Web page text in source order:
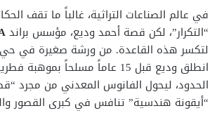
في عالم الصناعات التراثية، غالباً ما تقف
“التكرار”، لكن قصة أحمد وديع، مؤسس براند
لتكسر هذه القاعدة. من ورشة صغيرة في حي
انطلق وديع قبل 15 عاماً مسلحاً
الحدود، ليحول الفانوس المعدني من مجرد
“أيقونة هندسية” تنافس في كبرى القصور